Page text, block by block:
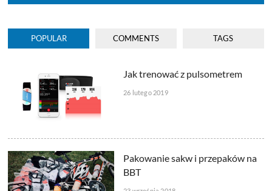
POPULAR COMMENTS TAGS
Jak trenować z pulsometrem
26 lutego 2019
Pakowanie sakw i przepaków na
BBT